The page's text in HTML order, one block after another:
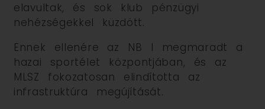
elavultak, és sok klub pénzügyi
nehézségekkel küzdött.
Ennek ellenére az NB I megmaradt a
hazai sportélet központjában, és az
MLSZ fokozatosan elindította az
infrastruktúra megújítását.